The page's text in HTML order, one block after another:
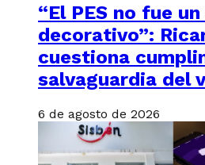
“El PES no fue
decorativo”:
cuestiona
salvaguardia del
6 de agosto de 2026